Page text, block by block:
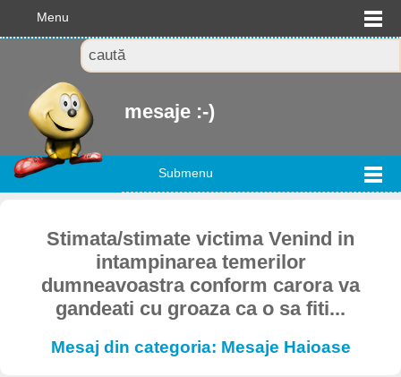
Menu
mesaje :-)
Submenu
Stimata/stimate victima Venind in
intampinarea temerilor
dumneavoastra conform carora va
gandeati cu groaza ca o sa fiti...
Mesaj din categoria: Mesaje Haioase